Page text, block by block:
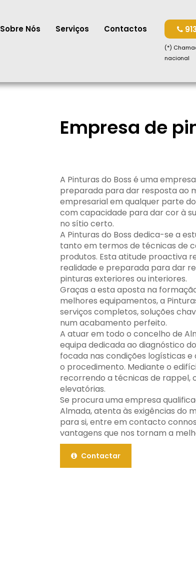
Sobre Nós Serviços Contactos
(*)
nacional
Empresa de
A Pinturas do Boss é uma
preparada para dar resposta ao
empresarial em qualquer parte
com capacidade para dar cor à
no sítio certo.
A Pinturas do Boss dedica-se a
tanto em termos de técnicas de
produtos. Esta atitude proactiva
realidade e preparada para dar
pinturas exteriores ou interiores.
Graças a esta aposta na
melhores equipamentos, a
serviços completos, soluções
num acabamento perfeito.
A atuar em todo o concelho de
equipa dedicada ao diagnóstico
focada nas condições logísticas
o procedimento. Mediante o
recorrendo a técnicas de rappel,
elevatórias.
Se procura uma empresa
Almada, atenta às exigências do
para si, entre em contacto
vantagens que nos tornam a
Contactar